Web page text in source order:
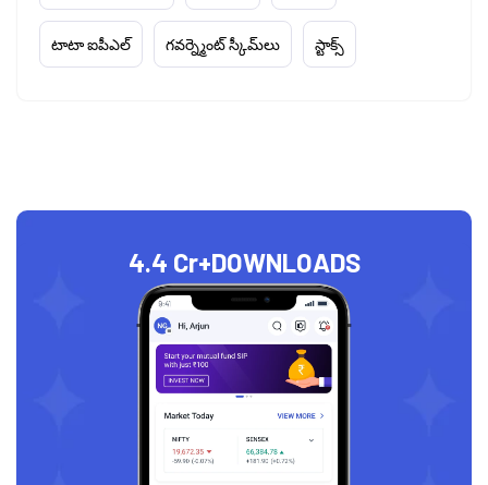
టాటా ఐపీఎల్ గవర్న్మెంట్ స్కీమ్‌లు స్టాక్స్
4.4 Cr+DOWNLOADS